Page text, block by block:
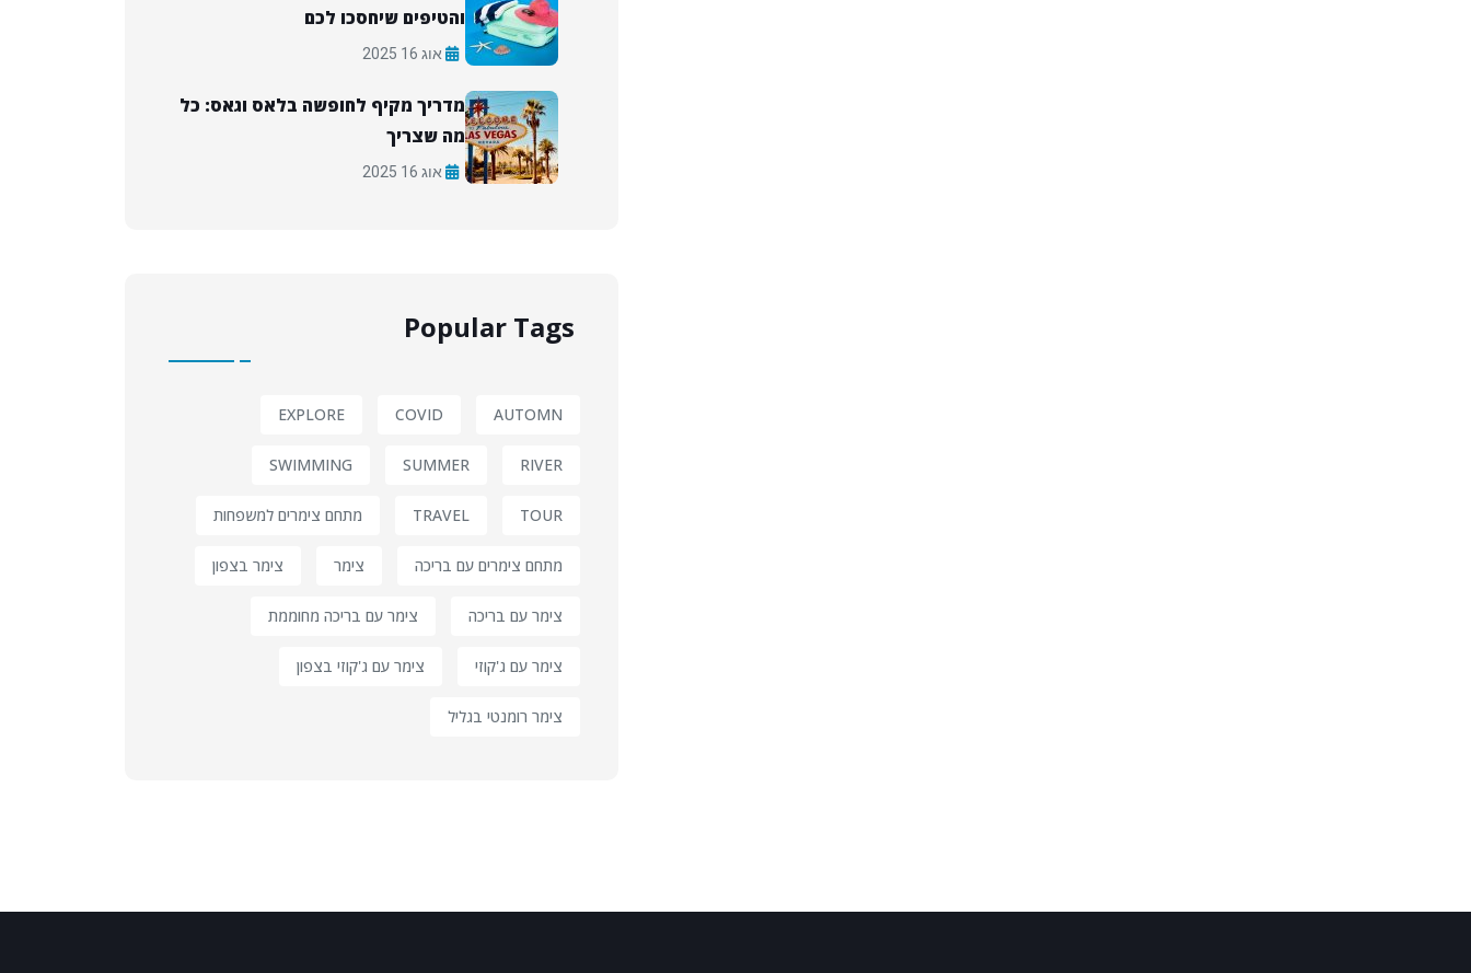
והטיפים שיחסכו לכם
אוג 16 2025
מדריך מקיף לחופשה בלאס וגאס: כל
מה שצריך
אוג 16 2025
Popular Tags
AUTOMN
COVID
EXPLORE
RIVER
SUMMER
SWIMMING
TOUR
TRAVEL מתחם צימרים למשפחות
מתחם צימרים עם בריכה צימר צימר בצפון
צימר עם בריכה צימר עם בריכה מחוממת
צימר עם ג'קוזי צימר עם ג'קוזי בצפון
צימר רומנטי בגליל